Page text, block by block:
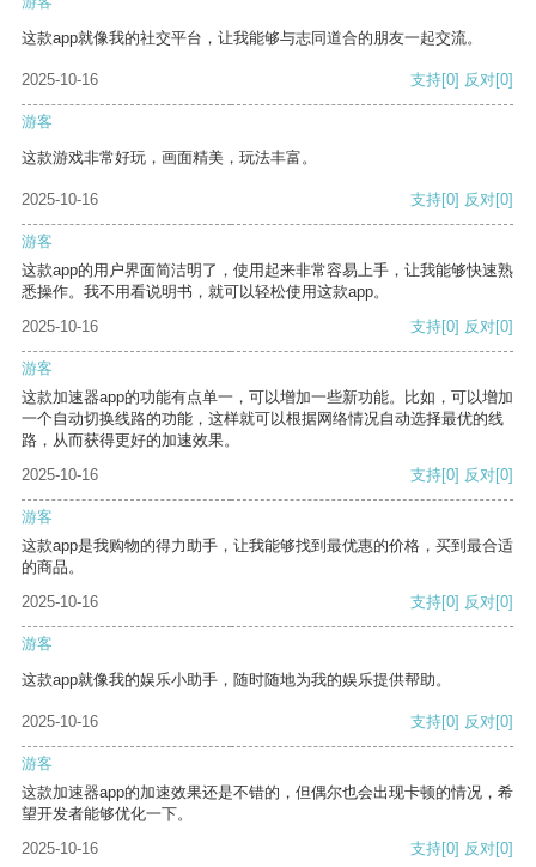
这款app就像我的社交平台，让我能够与志同道合的朋友一起交流。
2025-10-16 支持[0] 反对[0]
游客
这款游戏非常好玩，画面精美，玩法丰富。
2025-10-16 支持[0] 反对[0]
游客
这款app的用户界面简洁明了，使用起来非常容易上手，让我能够快速熟
悉操作。我不用看说明书，就可以轻松使用这款app。
2025-10-16
支持[0] 反对[0]
游客
这款加速器app的功能有点单一，可以增加一些新功能。比如，可以增加
一个自动切换线路的功能，这样就可以根据网络情况自动选择最优的线
路，从而获得更好的加速效果。
2025-10-16
支持[0] 反对[0]
游客
这款app是我购物的得力助手，让我能够找到最优惠的价格，买到最合适
的商品。
2025-10-16
支持[0] 反对[0]
游客
这款app就像我的娱乐小助手，随时随地为我的娱乐提供帮助。
2025-10-16 支持[0] 反对[0]
游客
这款加速器app的加速效果还是不错的，但偶尔也会出现卡顿的情况，希
望开发者能够优化一下。
2025-10-16
支持[0] 反对[0]